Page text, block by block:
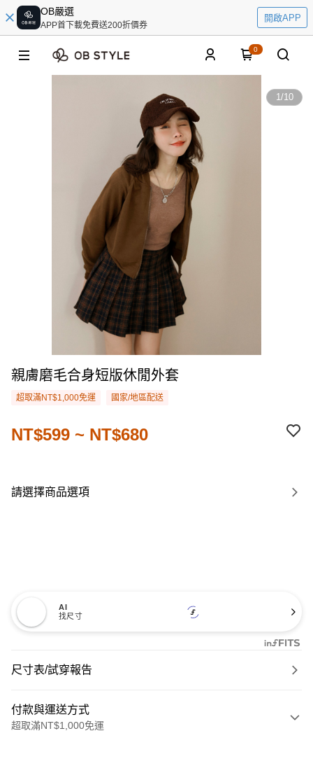
OB嚴選
APP首下載免費送200折價券
開啟APP
0
1/10
親膚磨毛合身短版休閒外套
超取滿NT$1,000免運 國家/地區配送
NT$599 ~ NT$680
請選擇商品選項
AI
找尺寸
尺寸表/試穿報告
付款與運送方式
超取滿NT$1,000免運